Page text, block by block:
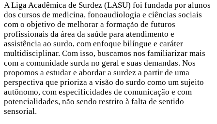
A Liga Acadêmica de Surdez (LASU) foi fundada por alunos
dos cursos de medicina, fonoaudiologia e ciências sociais
com o objetivo de melhorar a formação de futuros
profissionais da área da saúde para atendimento e
assistência ao surdo, com enfoque bilíngue e caráter
multidisciplinar. Com isso, buscamos nos familiarizar mais
com a comunidade surda no geral e suas demandas. Nos
propomos a estudar e abordar a surdez a partir de uma
perspectiva que prioriza a visão do surdo como um sujeito
autônomo, com especificidades de comunicação e com
potencialidades, não sendo restrito à falta de sentido
sensorial.